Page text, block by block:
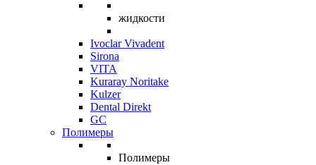
жидкости
Ivoclar Vivadent
Sirona
VITA
Kuraray Noritake
Kulzer
Dental Direkt
GC
Полимеры
Полимеры